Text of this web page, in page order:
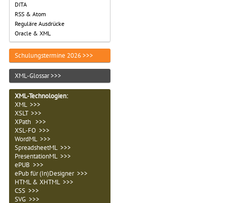
DITA
RSS & Atom
Reguläre Ausdrücke
Oracle & XML
Schulungstermine 2026 >>>
XML-Glossar >>>
XML-Technologien:
XML >>>
XSLT >>>
XPath >>>
XSL-FO >>>
WordML >>>
SpreadsheetML >>>
PresentationML >>>
ePUB >>>
ePub für (In)Designer >>>
HTML & XHTML >>>
CSS >>>
SVG >>>